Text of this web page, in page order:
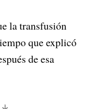
la transfusión
que explicó
de esa